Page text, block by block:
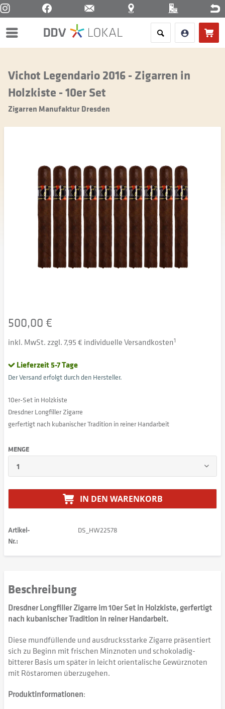
Menü
Vichot Legendario 2016 - Zigarren in
Holzkiste - 10er Set
Zigarren Manufaktur Dresden
500,00 €
inkl. MwSt. zzgl. 7,95 € individuelle Versandkosten1
Lieferzeit 5-7 Tage
Der Versand erfolgt durch den Hersteller.
10er-Set in Holzkiste
Dresdner Longfiller Zigarre
gerfertigt nach kubanischer Tradition in reiner Handarbeit
MENGE
IN DEN WARENKORB
Artikel-
Nr.:
DS_HW22578
Beschreibung
Dresdner Longfiller Zigarre im 10er Set in Holzkiste, gerfertigt
nach kubanischer Tradition in reiner Handarbeit.
Diese mundfüllende und ausdrucksstarke Zigarre präsentiert
sich zu Beginn mit frischen Minznoten und schokoladig-
bitterer Basis um später in leicht orientalische Gewürznoten
mit Röstaromen überzugehen.
Produktinformationen: